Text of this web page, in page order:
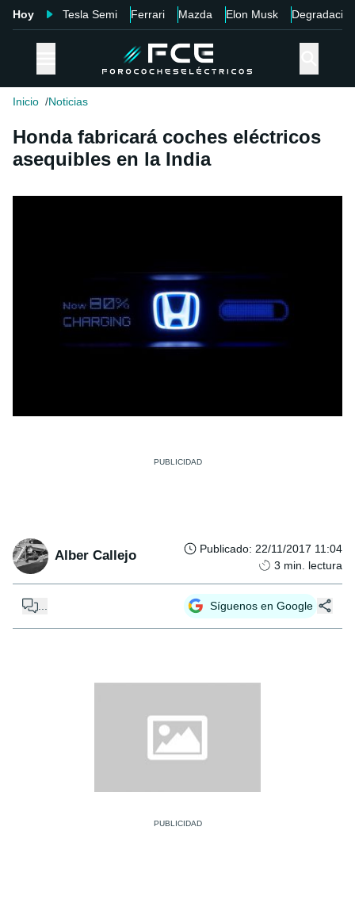
Hoy Tesla Semi Ferrari Mazda Elon Musk Degradación
Inicio Noticias
Honda fabricará coches eléctricos
asequibles en la India
Alber Callejo Publicado: 22/11/2017 11:04
3 min. lectura
Síguenos en Google